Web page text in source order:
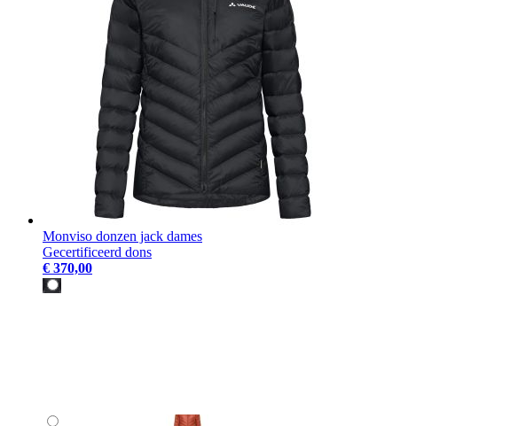
Monviso donzen jack dames
Gecertificeerd dons
€ 370,00